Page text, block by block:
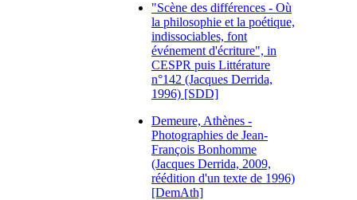
"Scène des différences - Où
la philosophie et la poétique,
indissociables, font
événement d'écriture", in
CESPR puis Littérature
n°142 (Jacques Derrida,
1996) [SDD]
Demeure, Athènes -
Photographies de Jean-
François Bonhomme
(Jacques Derrida, 2009,
réédition d'un texte de 1996)
[DemAth]